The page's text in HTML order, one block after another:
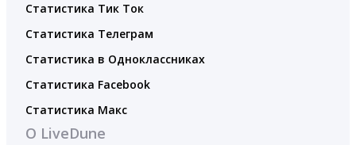
Статистика Тик Ток
Статистика Телеграм
Статистика в Одноклассниках
Статистика Facebook
Статистика Макс
О LiveDune